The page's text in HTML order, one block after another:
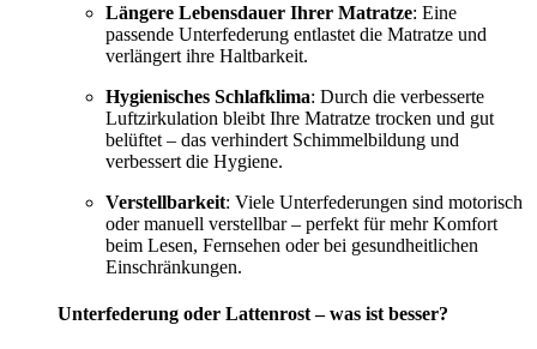
Längere Lebensdauer Ihrer Matratze: Eine
passende Unterfederung entlastet die Matratze und
verlängert ihre Haltbarkeit.
Hygienisches Schlafklima: Durch die verbesserte
Luftzirkulation bleibt Ihre Matratze trocken und gut
belüftet – das verhindert Schimmelbildung und
verbessert die Hygiene.
Verstellbarkeit: Viele Unterfederungen sind motorisch
oder manuell verstellbar – perfekt für mehr Komfort
beim Lesen, Fernsehen oder bei gesundheitlichen
Einschränkungen.
Unterfederung oder Lattenrost – was ist besser?